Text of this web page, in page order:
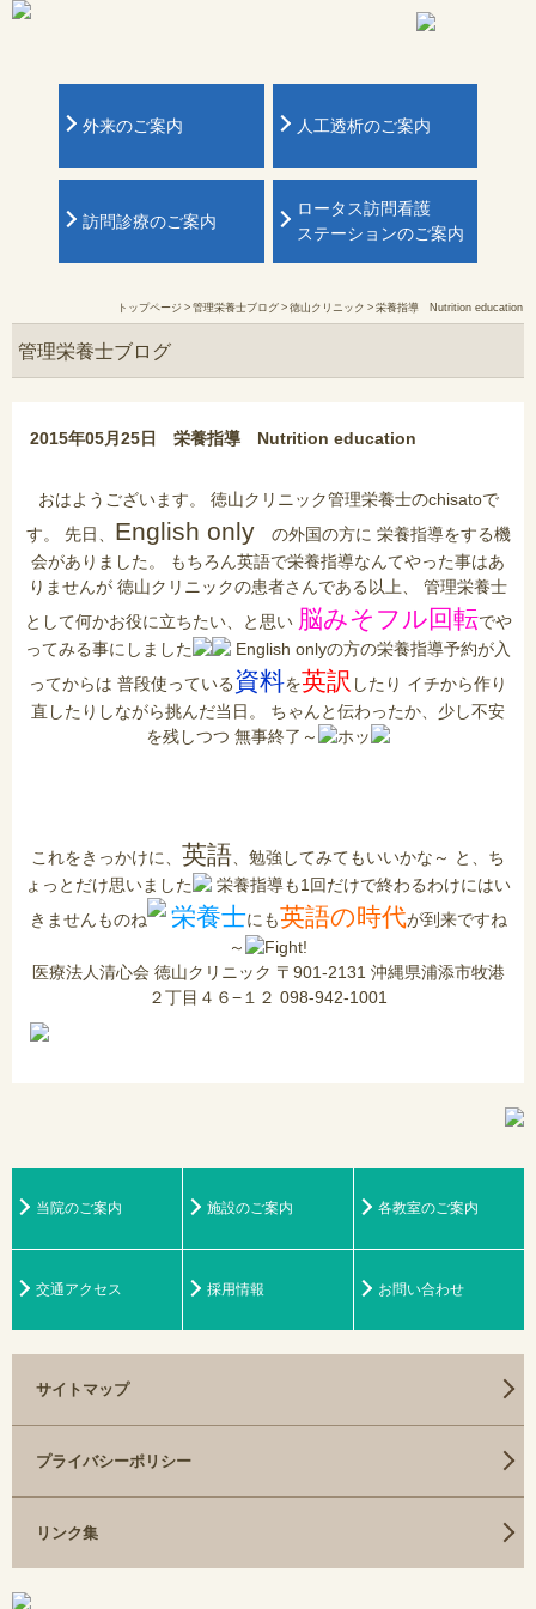
外来のご案内 人工透析のご案内
訪問診療のご案内
ロータス訪問看護
ステーションのご案内
トップページ>管理栄養士ブログ>徳山クリニック >栄養指導 Nutrition education
管理栄養士ブログ
2015年05月25日 栄養指導 Nutrition education
おはようございます。 徳山クリニック管理栄養士のchisatoで
す。 先日、 English onlyの外国の方に 栄養指導をする機
会がありました。 もちろん英語で栄養指導なんてやった事はあ
りませんが 徳山クリニックの患者さんである以上、 管理栄養士
として何かお役に立ちたい、と思い 脳みそフル回転でや
ってみる事にしました
English onlyの方の栄養指導予約が入
ってからは 普段使っている資料を英訳 したり イチから作り
直したりしながら挑んだ当日。 ちゃんと伝わったか、少し不安
を残しつつ 無事終了～
ホッ
これをきっかけに、 英語 、勉強してみてもいいかな～ と、ち
ょっとだけ思いました
栄養指導も1回だけで終わるわけにはい
きませんものね
栄養士にも英語の時代が到来ですね
～
Fight!
医療法人清心会 徳山クリニック 〒901-2131 沖縄県浦添市牧港
２丁目４６−１２ 098-942-1001
当院のご案内 施設のご案内 各教室のご案内
交通アクセス 採用情報 お問い合わせ
サイトマップ
プライバシーポリシー
リンク集